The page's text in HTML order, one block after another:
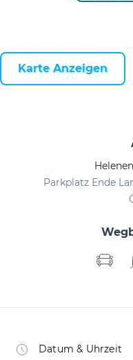
Karte Anzeigen
Parkplatz Ende
Datum & Uhrzeit